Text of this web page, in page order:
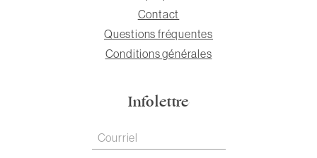
Contact
Questions fréquentes
Conditions générales
Infolettre